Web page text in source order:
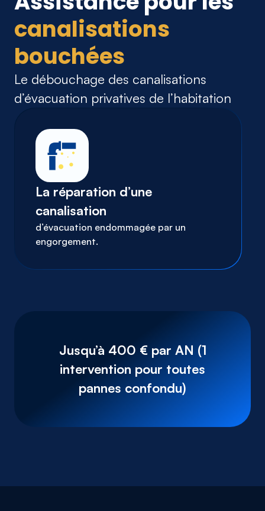
canalisations
bouchées
Le débouchage des canalisations
d’évacuation privatives de l’habitation
La réparation d’une
canalisation
d’évacuation endommagée par un
engorgement.
Jusqu’à 400 € par AN (1
intervention pour toutes
pannes confondu)